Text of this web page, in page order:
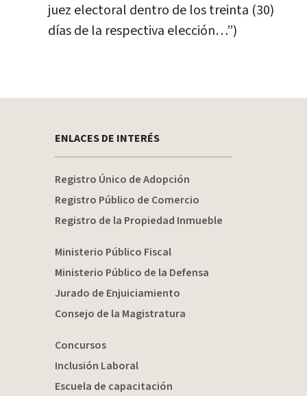
juez electoral dentro de los treinta (30)
días de la respectiva elección…”)
ENLACES DE INTERÉS
Registro Único de Adopción
Registro Público de Comercio
Registro de la Propiedad Inmueble
Ministerio Público Fiscal
Ministerio Público de la Defensa
Jurado de Enjuiciamiento
Consejo de la Magistratura
Concursos
Inclusión Laboral
Escuela de capacitación